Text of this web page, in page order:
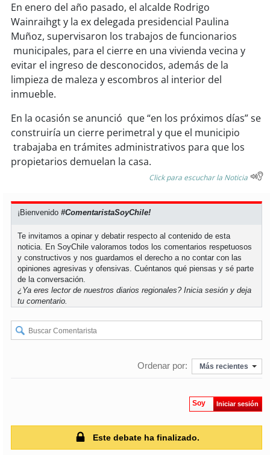
En enero del año pasado, el alcalde Rodrigo
Wainraihgt y la ex delegada presidencial Paulina
Muñoz, supervisaron los trabajos de funcionarios
municipales, para el cierre en una vivienda vecina y
evitar el ingreso de desconocidos, además de la
limpieza de maleza y escombros al interior del
inmueble.
En la ocasión se anunció que “en los próximos días” se
construiría un cierre perimetral y que el municipio
trabajaba en trámites administrativos para que los
propietarios demuelan la casa.
Click para escuchar la Noticia
¡Bienvenido#ComentaristaSoyChile!
Te invitamos a opinar y debatir respecto al contenido de esta
noticia. En SoyChile valoramos todos los comentarios respetuosos
y constructivos y nos guardamos el derecho a no contar con las
opiniones agresivas y ofensivas. Cuéntanos qué piensas y sé parte
de la conversación.
¿Ya eres lector de nuestros diarios regionales?Inicia sesión y deja
tu comentario.
Ordenar por: Más recientes
Soy Iniciar sesión
Este debate ha finalizado.